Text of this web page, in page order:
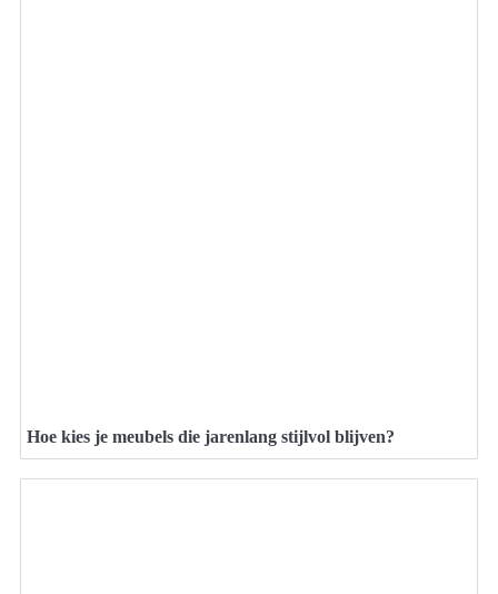
Hoe kies je meubels die jarenlang stijlvol blijven?